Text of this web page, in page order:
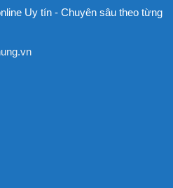
Uy tín - Chuyên sâu theo từng